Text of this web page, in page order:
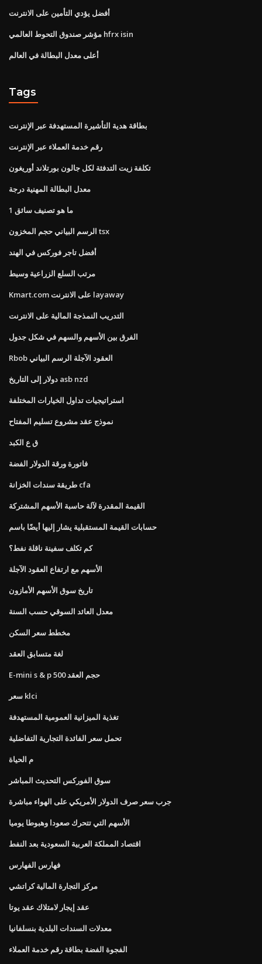
أفضل يؤدي التأمين على الانترنت
مؤشر صندوق التحوط العالمي hfrx isin
أعلى معدل البطالة في العالم
Tags
بطاقة هدية التأشيرة المستهدفة عبر الإنترنت
رقم خدمة العملاء عبر الإنترنت
تكلفة زيت التدفئة لكل جالون بورتلاند أوريغون
معدل البطالة المهنية درجة
ما هو تصنيف سائق 1
الرسم البياني حجم المخزون tsx
أفضل تاجر فوركس في الهند
مرتب السلع الزراعية وسيط
Kmart.com على الانترنت layaway
التدريب النمذجة المالية على الانترنت
الفرق بين الأسهم والسهم في شكل جدول
Rbob العقود الآجلة الرسم البياني
دولار إلى التاريخ asb nzd
استراتيجيات تداول الخيارات المختلفة
نموذج عقد مشروع تسليم المفتاح
ق ع الكبد
فاتورة ورقة الدولار الفضة
طريقة سندات الخزانة cfa
القيمة المقدرة لآلة حاسبة الأسهم المشتركة
حسابات القيمة المستقبلية يشار إليها أيضًا باسم
كم تكلف سفينة ناقلة نفط؟
الأسهم مع ارتفاع العقود الآجلة
تاريخ سوق الأسهم الأمازون
معدل العائد السوقي حسب السنة
مخطط سعر السكن
لغة متسابق العقد
E-mini s & p 500 حجم العقد
سعر klci
تغذية الميزانية العمومية المستهدفة
تحمل سعر الفائدة التجارية التفاضلية
م الحياة
سوق الفوركس التحديث المباشر
جرب سعر صرف الدولار الأمريكي على الهواء مباشرة
الأسهم التي تتحرك صعودا وهبوطا يوميا
اقتصاد المملكة العربية السعودية بعد النفط
فهارس الفهارس
مركز التجارة المالية كراتشي
عقد إيجار لامتلاك عقد يوتا
معدلات السندات البلدية بنسلفانيا
الفجوة الفضة بطاقة رقم خدمة العملاء